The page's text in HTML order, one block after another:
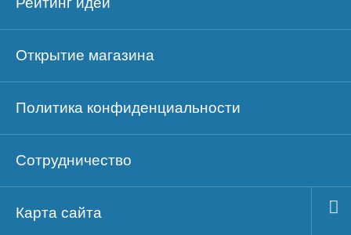
Открытие магазина
Политика конфиденциальности
Сотрудничество
Карта сайта